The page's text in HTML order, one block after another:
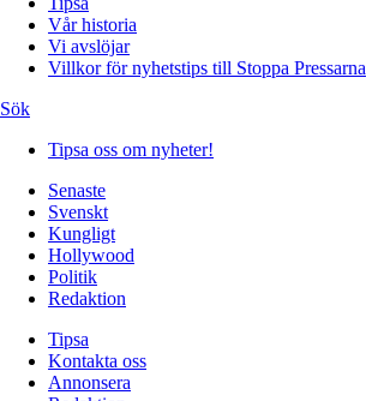
Vår historia
Vi avslöjar
Villkor för nyhetstips till Stoppa Pressarna
Sök
Tipsa oss om nyheter!
Senaste
Svenskt
Kungligt
Hollywood
Politik
Redaktion
Tipsa
Kontakta oss
Annonsera